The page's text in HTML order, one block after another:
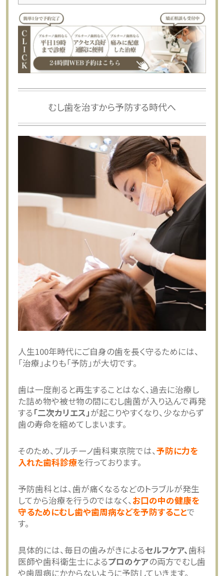
むし歯を治すから予防する時代へ
人生100年時代にご自身の歯を長く守るためには、
「治療」よりも「予防」が大切です。
歯は一度削ると再生することはなく、過去に治療し
た詰め物や被せ物の間にむし歯菌が入り込んで再発
する 「二次カリエス」が起こりやすくなり、少なからず
歯の寿命を縮めてしまいます。
そのため、プルチーノ歯科東京院では、予防に力を
入れた歯科診療を行っております。
予防歯科とは、歯が痛くなるなどのトラブルが発生
してから治療を行うのではなく、 お口の中の健康を
守るためにむし歯や歯周病などを予防することで
す。
具体的には、毎日の歯みがきによるセルフケア、 歯科
医師や歯科衛生士によるプロのケアの両方でむし歯
や歯周病にかからないように予防していきます。